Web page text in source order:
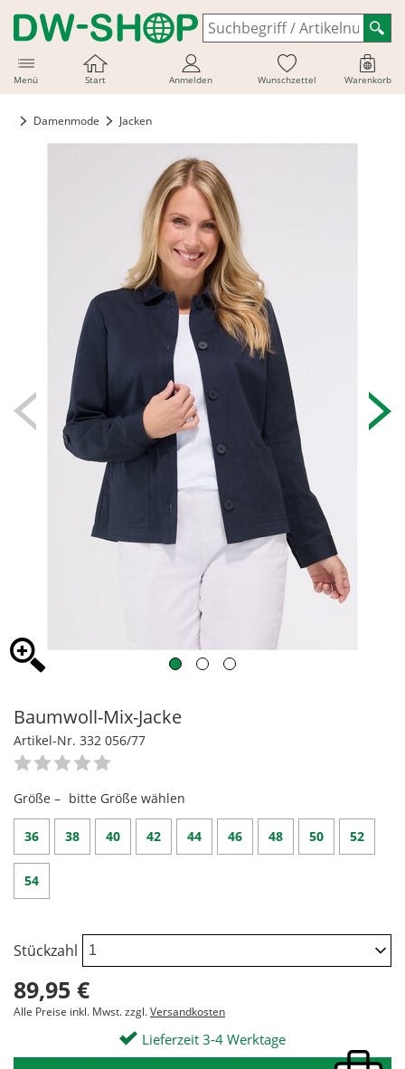
Menü Start Anmelden Wunschzettel Warenkorb
Damenmode Jacken
Baumwoll-Mix-Jacke
Artikel-Nr. 332 056/77
Größe – bitte Größe wählen
36 38 40 42 44 46 48 50 52
54
Stückzahl
89,95 €
Alle Preise inkl. Mwst. zzgl.Versandkosten
Lieferzeit 3-4 Werktage